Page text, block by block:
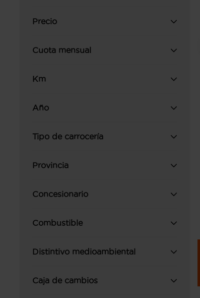
Precio
Cuota mensual
Km
Año
Tipo de carrocería
Provincia
Concesionario
Combustible
Distintivo medioambiental
Caja de cambios